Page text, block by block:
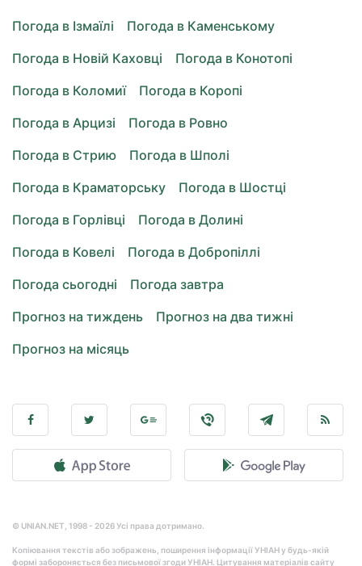
Погода в Ізмаїлі
Погода в Каменському
Погода в Новій Каховці
Погода в Конотопі
Погода в Коломиї
Погода в Коропі
Погода в Арцизі
Погода в Ровно
Погода в Стрию
Погода в Шполі
Погода в Краматорську
Погода в Шостці
Погода в Горлівці
Погода в Долині
Погода в Ковелі
Погода в Добропіллі
Погода сьогодні
Погода завтра
Прогноз на тиждень
Прогноз на два тижні
Прогноз на місяць
© UNIAN.NET, 1998 - 2026 Усі права дотримано.
Копіювання текстів або зображень, поширення інформації УНІАН у будь-якій
формі забороняється без письмової згоди УНІАН. Цитування матеріалів сайту